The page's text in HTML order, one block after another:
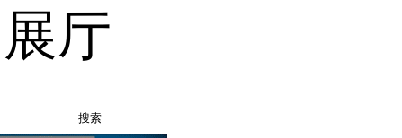
厅
搜索